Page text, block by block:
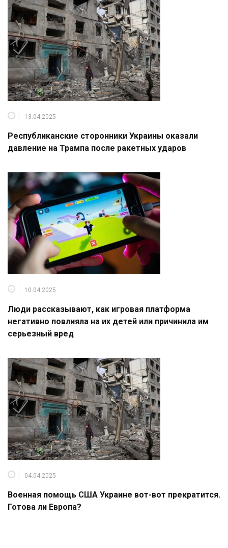
13.04.2025
Республиканские сторонники Украины оказали
давление на Трампа после ракетных ударов
10.04.2025
Люди рассказывают, как игровая платформа
негативно повлияла на их детей или причинила им
серьезный вред
04.04.2025
Военная помощь США Украине вот-вот прекратится.
Готова ли Европа?